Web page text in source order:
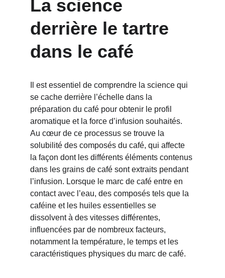
La science
derrière le tartre
dans le café
Il est essentiel de comprendre la science qui
se cache derrière l’échelle dans la
préparation du café pour obtenir le profil
aromatique et la force d’infusion souhaités.
Au cœur de ce processus se trouve la
solubilité des composés du café, qui affecte
la façon dont les différents éléments contenus
dans les grains de café sont extraits pendant
l’infusion. Lorsque le marc de café entre en
contact avec l’eau, des composés tels que la
caféine et les huiles essentielles se
dissolvent à des vitesses différentes,
influencées par de nombreux facteurs,
notamment la température, le temps et les
caractéristiques physiques du marc de café.